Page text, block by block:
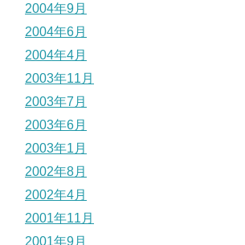
2004年9月
2004年6月
2004年4月
2003年11月
2003年7月
2003年6月
2003年1月
2002年8月
2002年4月
2001年11月
2001年9月